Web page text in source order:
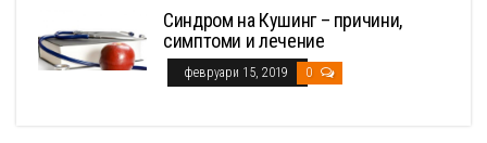
Синдром на Кушинг – причини,
симптоми и лечение
февруари 15, 2019 0